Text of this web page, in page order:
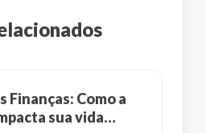
Finanças: Como a
sua vida